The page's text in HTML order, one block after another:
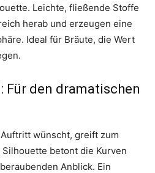
Leichte, fließende Stoffe
herab und erzeugen eine
Ideal für Bräute, die Wert
Für den dramatischen
wünscht, greift zum
betont die Kurven
Anblick. Ein